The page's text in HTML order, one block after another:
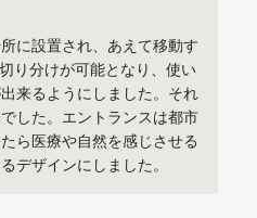
に設置され、あえて移動す
り分けが可能となり、使い
来るようにしました。それ
した。エントランスは都市
ら医療や自然を感じさせる
デザインにしました。